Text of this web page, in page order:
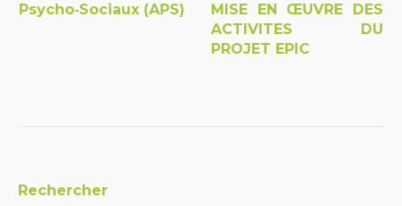
Psycho‑Sociaux (APS)
MISE EN ŒUVRE DES
ACTIVITES DU
PROJET EPIC
Rechercher